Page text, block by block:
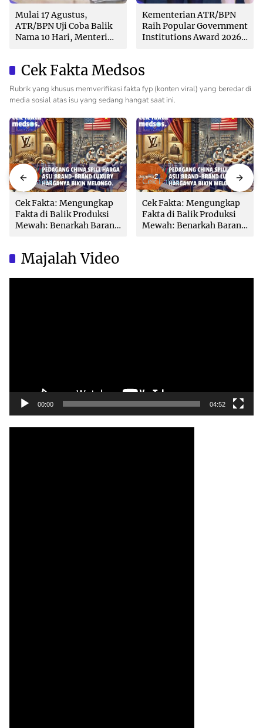
Mulai 17 Agustus,
ATR/BPN Uji Coba Balik
Nama 10 Hari, Menteri
Kementerian ATR/BPN
Raih Popular Government
Institutions Award 2026
Cek Fakta Medsos
Rubrik yang khusus memverifikasi fakta fyp (konten viral) yang beredar di
media sosial atas isu yang sedang hangat saat ini.
Cek Fakta
Cek Fakta: Mengungkap
Fakta di Balik Produksi
Mewah: Benarkah Barang
Cek Fakta
Cek Fakta: Mengungkap
Fakta di Balik Produksi
Mewah: Benarkah Barang
Majalah Video
00:00 04:52